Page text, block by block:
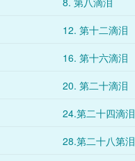
12. 第十二滴泪
16. 第十六滴泪
20. 第二十滴泪
24.第二十四滴泪
28.第二十八第泪